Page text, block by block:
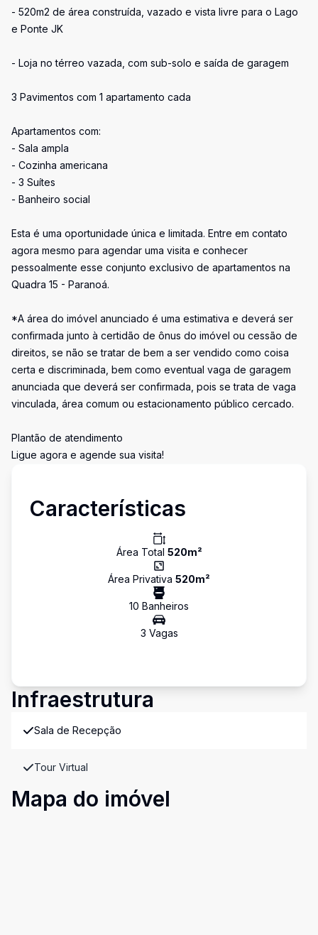
- 520m2 de área construída, vazado e vista livre para o Lago
e Ponte JK
- Loja no térreo vazada, com sub-solo e saída de garagem
3 Pavimentos com 1 apartamento cada
Apartamentos com:
- Sala ampla
- Cozinha americana
- 3 Suítes
- Banheiro social
Esta é uma oportunidade única e limitada. Entre em contato
agora mesmo para agendar uma visita e conhecer
pessoalmente esse conjunto exclusivo de apartamentos na
Quadra 15 - Paranoá.
*A área do imóvel anunciado é uma estimativa e deverá ser
confirmada junto à certidão de ônus do imóvel ou cessão de
direitos, se não se tratar de bem a ser vendido como coisa
certa e discriminada, bem como eventual vaga de garagem
anunciada que deverá ser confirmada, pois se trata de vaga
vinculada, área comum ou estacionamento público cercado.
Plantão de atendimento
Ligue agora e agende sua visita!
Características
Área Total 520m²
Área Privativa 520m²
10 Banheiros
3 Vagas
Infraestrutura
Sala de Recepção
Tour Virtual
Mapa do imóvel